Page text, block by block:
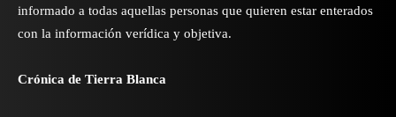
informado a todas aquellas personas que quieren estar enterados
con la información verídica y objetiva.
Crónica de Tierra Blanca